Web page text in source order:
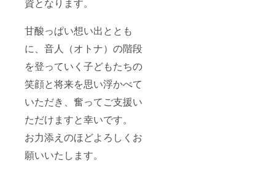
甘酸っぱい想い出ととも
に、音人（オトナ）の階段
を登っていく子どもたちの
笑顔と将来を思い浮かべて
いただき、奮ってご支援い
ただけますと幸いです。
お力添えのほどよろしくお
願いいたします。